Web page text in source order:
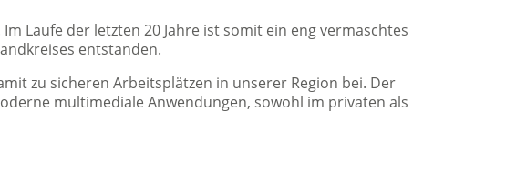
Laufe der letzten 20 Jahre ist somit ein eng vermaschtes
entstanden.
zu sicheren Arbeitsplätzen in unserer Region bei. Der
multimediale Anwendungen, sowohl im privaten als